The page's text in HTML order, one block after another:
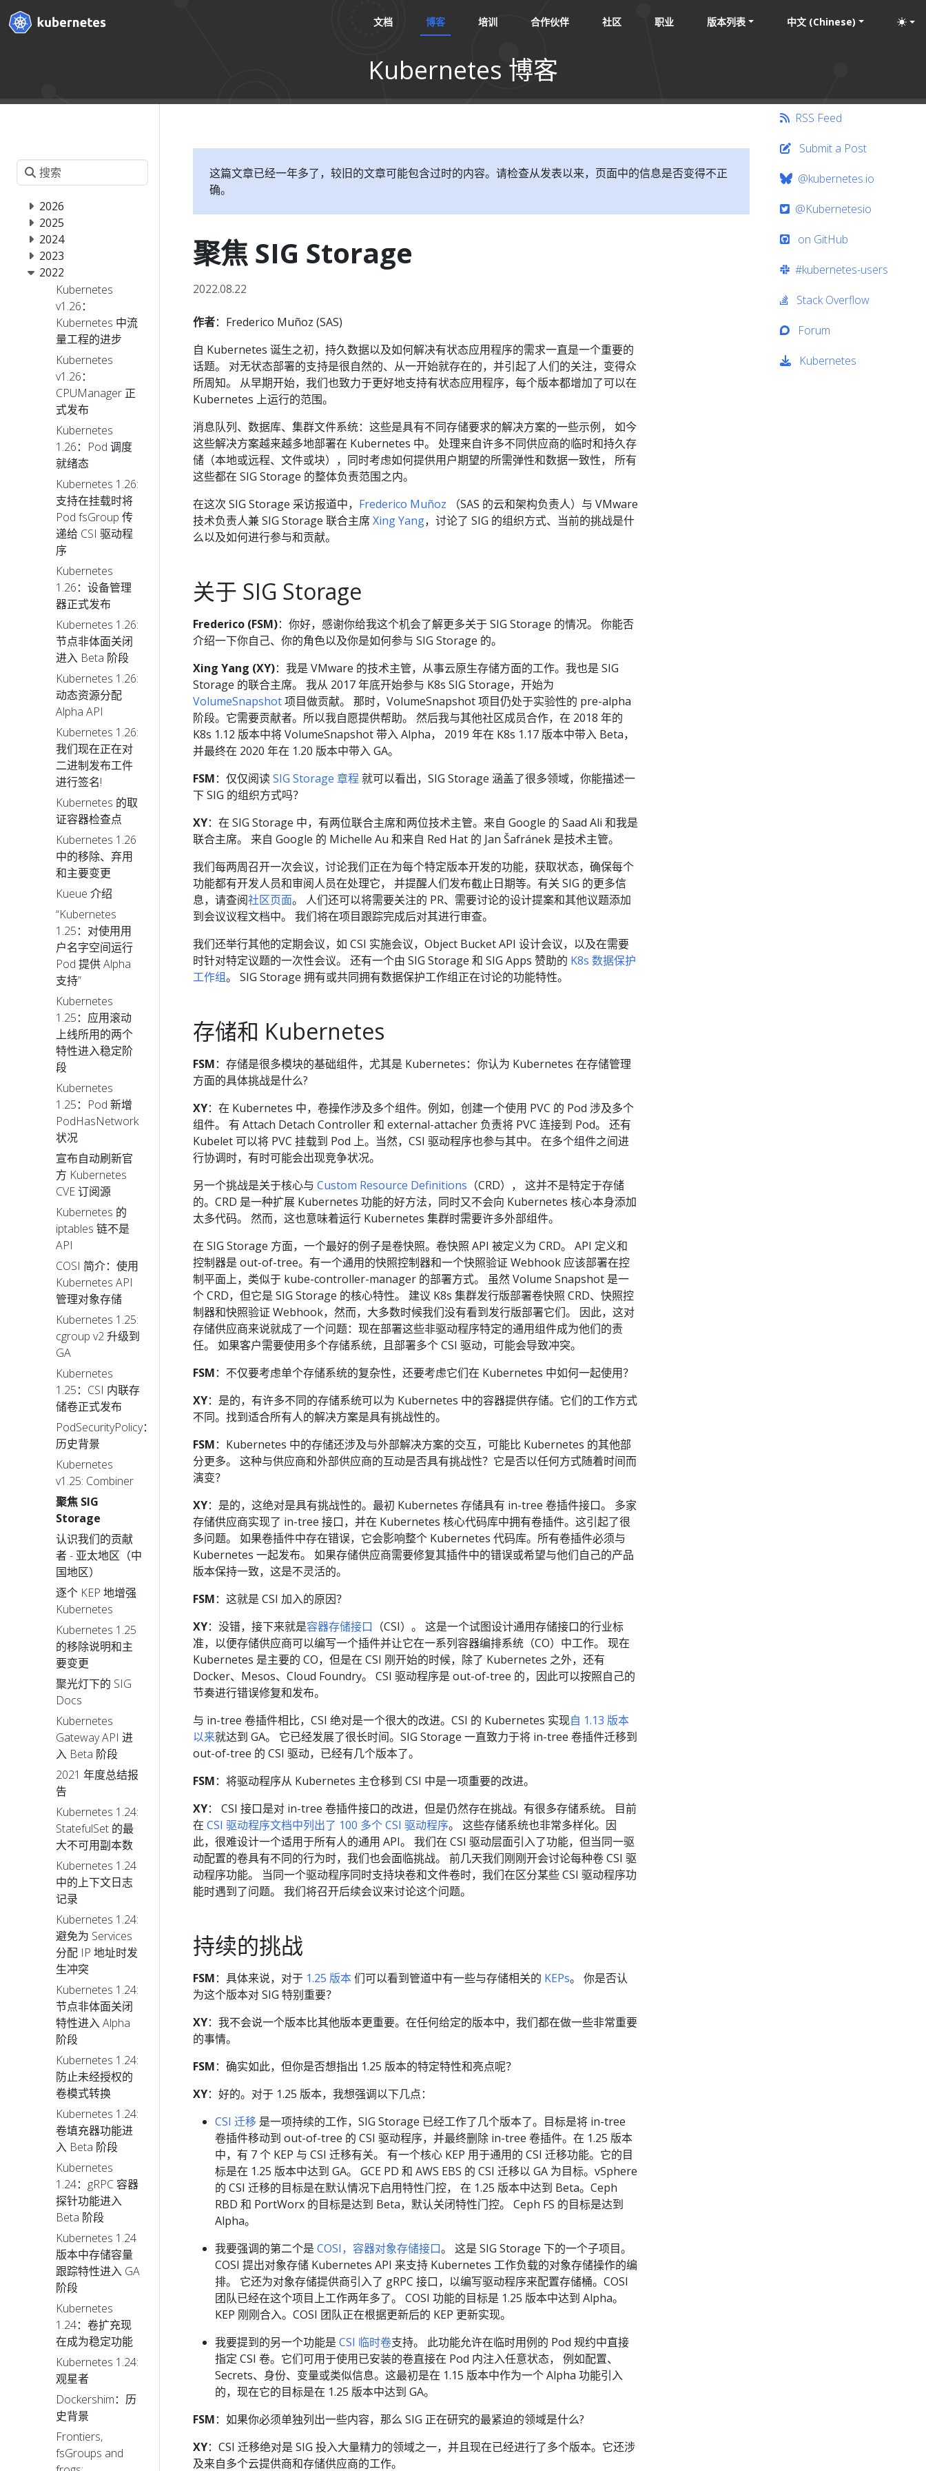
文档 博客 培训 合作伙伴 社区 职业 版本列表 中文 (Chinese)
Kubernetes 博客
2026
2025
2024
2023
2022
Kubernetes
v1.26：
Kubernetes 中流
量工程的进步
Kubernetes
v1.26：
CPUManager 正
式发布
Kubernetes
1.26：Pod 调度
就绪态
Kubernetes 1.26:
支持在挂载时将
Pod fsGroup 传
递给 CSI 驱动程
序
Kubernetes
1.26：设备管理
器正式发布
Kubernetes 1.26:
节点非体面关闭
进入 Beta 阶段
Kubernetes 1.26:
动态资源分配
Alpha API
Kubernetes 1.26:
我们现在正在对
二进制发布工件
进行签名!
Kubernetes 的取
证容器检查点
Kubernetes 1.26
中的移除、弃用
和主要变更
Kueue 介绍
“Kubernetes
1.25：对使用用
户名字空间运行
Pod 提供 Alpha
支持”
Kubernetes
1.25：应用滚动
上线所用的两个
特性进入稳定阶
段
Kubernetes
1.25：Pod 新增
PodHasNetwork
状况
宣布自动刷新官
方 Kubernetes
CVE 订阅源
Kubernetes 的
iptables 链不是
API
COSI 简介：使用
Kubernetes API
管理对象存储
Kubernetes 1.25:
cgroup v2 升级到
GA
Kubernetes
1.25：CSI 内联存
储卷正式发布
PodSecurityPolicy：
历史背景
Kubernetes
v1.25: Combiner
聚焦 SIG
Storage
认识我们的贡献
者 - 亚太地区（中
国地区）
逐个 KEP 地增强
Kubernetes
Kubernetes 1.25
的移除说明和主
要变更
聚光灯下的 SIG
Docs
Kubernetes
Gateway API 进
入 Beta 阶段
2021 年度总结报
告
Kubernetes 1.24:
StatefulSet 的最
大不可用副本数
Kubernetes 1.24
中的上下文日志
记录
Kubernetes 1.24:
避免为 Services
分配 IP 地址时发
生冲突
Kubernetes 1.24:
节点非体面关闭
特性进入 Alpha
阶段
Kubernetes 1.24:
防止未经授权的
卷模式转换
Kubernetes 1.24:
卷填充器功能进
入 Beta 阶段
Kubernetes
1.24：gRPC 容器
探针功能进入
Beta 阶段
Kubernetes 1.24
版本中存储容量
跟踪特性进入 GA
阶段
Kubernetes
1.24：卷扩充现
在成为稳定功能
Kubernetes 1.24:
观星者
Dockershim：历
史背景
Frontiers,
fsGroups and
这篇文章已经一年多了，较旧的文章可能包含过时的内容。请检查从发表以来，页面中的信息是否变得不正
确。
聚焦 SIG Storage
2022.08.22
作者：Frederico Muñoz (SAS)
自 Kubernetes 诞生之初，持久数据以及如何解决有状态应用程序的需求一直是一个重要的
话题。 对无状态部署的支持是很自然的、从一开始就存在的，并引起了人们的关注，变得众
所周知。 从早期开始，我们也致力于更好地支持有状态应用程序，每个版本都增加了可以在
Kubernetes 上运行的范围。
消息队列、数据库、集群文件系统：这些是具有不同存储要求的解决方案的一些示例， 如今
这些解决方案越来越多地部署在 Kubernetes 中。 处理来自许多不同供应商的临时和持久存
储（本地或远程、文件或块），同时考虑如何提供用户期望的所需弹性和数据一致性， 所有
这些都在 SIG Storage 的整体负责范围之内。
在这次 SIG Storage 采访报道中， Frederico Muñoz （SAS 的云和架构负责人）与 VMware
技术负责人兼 SIG Storage 联合主席Xing Yang，讨论了 SIG 的组织方式、当前的挑战是什
么以及如何进行参与和贡献。
关于 SIG Storage
Frederico (FSM)：你好，感谢你给我这个机会了解更多关于 SIG Storage 的情况。 你能否
介绍一下你自己、你的角色以及你是如何参与 SIG Storage 的。
Xing Yang (XY)：我是 VMware 的技术主管，从事云原生存储方面的工作。我也是 SIG
Storage 的联合主席。 我从 2017 年底开始参与 K8s SIG Storage，开始为
VolumeSnapshot项目做贡献。 那时，VolumeSnapshot 项目仍处于实验性的 pre-alpha
阶段。它需要贡献者。所以我自愿提供帮助。 然后我与其他社区成员合作，在 2018 年的
K8s 1.12 版本中将 VolumeSnapshot 带入 Alpha， 2019 年在 K8s 1.17 版本中带入 Beta，
并最终在 2020 年在 1.20 版本中带入 GA。
FSM：仅仅阅读SIG Storage 章程 就可以看出，SIG Storage 涵盖了很多领域，你能描述一
下 SIG 的组织方式吗？
XY：在 SIG Storage 中，有两位联合主席和两位技术主管。来自 Google 的 Saad Ali 和我是
联合主席。 来自 Google 的 Michelle Au 和来自 Red Hat 的 Jan Šafránek 是技术主管。
我们每两周召开一次会议，讨论我们正在为每个特定版本开发的功能，获取状态，确保每个
功能都有开发人员和审阅人员在处理它， 并提醒人们发布截止日期等。有关 SIG 的更多信
息，请查阅社区页面。 人们还可以将需要关注的 PR、需要讨论的设计提案和其他议题添加
到会议议程文档中。 我们将在项目跟踪完成后对其进行审查。
我们还举行其他的定期会议，如 CSI 实施会议，Object Bucket API 设计会议，以及在需要
时针对特定议题的一次性会议。 还有一个由 SIG Storage 和 SIG Apps 赞助的 K8s 数据保护
工作组。 SIG Storage 拥有或共同拥有数据保护工作组正在讨论的功能特性。
存储和 Kubernetes
FSM：存储是很多模块的基础组件，尤其是 Kubernetes：你认为 Kubernetes 在存储管理
方面的具体挑战是什么?
XY：在 Kubernetes 中，卷操作涉及多个组件。例如，创建一个使用 PVC 的 Pod 涉及多个
组件。 有 Attach Detach Controller 和 external-attacher 负责将 PVC 连接到 Pod。 还有
Kubelet 可以将 PVC 挂载到 Pod 上。当然，CSI 驱动程序也参与其中。 在多个组件之间进
行协调时，有时可能会出现竞争状况。
另一个挑战是关于核心与 Custom Resource Definitions （CRD）， 这并不是特定于存储
的。CRD 是一种扩展 Kubernetes 功能的好方法，同时又不会向 Kubernetes 核心本身添加
太多代码。 然而，这也意味着运行 Kubernetes 集群时需要许多外部组件。
在 SIG Storage 方面，一个最好的例子是卷快照。卷快照 API 被定义为 CRD。 API 定义和
控制器是 out-of-tree。有一个通用的快照控制器和一个快照验证 Webhook 应该部署在控
制平面上，类似于 kube-controller-manager 的部署方式。 虽然 Volume Snapshot 是一
个 CRD，但它是 SIG Storage 的核心特性。 建议 K8s 集群发行版部署卷快照 CRD、快照控
制器和快照验证 Webhook，然而，大多数时候我们没有看到发行版部署它们。 因此，这对
存储供应商来说就成了一个问题：现在部署这些非驱动程序特定的通用组件成为他们的责
任。 如果客户需要使用多个存储系统，且部署多个 CSI 驱动，可能会导致冲突。
FSM：不仅要考虑单个存储系统的复杂性，还要考虑它们在 Kubernetes 中如何一起使用？
XY：是的，有许多不同的存储系统可以为 Kubernetes 中的容器提供存储。它们的工作方式
不同。找到适合所有人的解决方案是具有挑战性的。
FSM：Kubernetes 中的存储还涉及与外部解决方案的交互，可能比 Kubernetes 的其他部
分更多。 这种与供应商和外部供应商的互动是否具有挑战性？它是否以任何方式随着时间而
演变？
XY：是的，这绝对是具有挑战性的。最初 Kubernetes 存储具有 in-tree 卷插件接口。 多家
存储供应商实现了 in-tree 接口，并在 Kubernetes 核心代码库中拥有卷插件。这引起了很
多问题。 如果卷插件中存在错误，它会影响整个 Kubernetes 代码库。所有卷插件必须与
Kubernetes 一起发布。 如果存储供应商需要修复其插件中的错误或希望与他们自己的产品
版本保持一致，这是不灵活的。
FSM：这就是 CSI 加入的原因？
XY：没错，接下来就是容器存储接口 （CSI）。 这是一个试图设计通用存储接口的行业标
准，以便存储供应商可以编写一个插件并让它在一系列容器编排系统（CO）中工作。 现在
Kubernetes 是主要的 CO，但是在 CSI 刚开始的时候，除了 Kubernetes 之外，还有
Docker、Mesos、Cloud Foundry。 CSI 驱动程序是 out-of-tree 的，因此可以按照自己的
节奏进行错误修复和发布。
与 in-tree 卷插件相比，CSI 绝对是一个很大的改进。CSI 的 Kubernetes 实现自 1.13 版本
以来就达到 GA。 它已经发展了很长时间。SIG Storage 一直致力于将 in-tree 卷插件迁移到
out-of-tree 的 CSI 驱动，已经有几个版本了。
FSM：将驱动程序从 Kubernetes 主仓移到 CSI 中是一项重要的改进。
XY： CSI 接口是对 in-tree 卷插件接口的改进，但是仍然存在挑战。有很多存储系统。 目前
在 CSI 驱动程序文档中列出了 100 多个 CSI 驱动程序。 这些存储系统也非常多样化。因
此，很难设计一个适用于所有人的通用 API。 我们在 CSI 驱动层面引入了功能，但当同一驱
动配置的卷具有不同的行为时，我们也会面临挑战。 前几天我们刚刚开会讨论每种卷 CSI 驱
动程序功能。 当同一个驱动程序同时支持块卷和文件卷时，我们在区分某些 CSI 驱动程序功
能时遇到了问题。 我们将召开后续会议来讨论这个问题。
持续的挑战
FSM：具体来说，对于 1.25 版本们可以看到管道中有一些与存储相关的 KEPs。 你是否认
为这个版本对 SIG 特别重要？
XY：我不会说一个版本比其他版本更重要。在任何给定的版本中，我们都在做一些非常重要
的事情。
FSM：确实如此，但你是否想指出 1.25 版本的特定特性和亮点呢？
XY：好的。对于 1.25 版本，我想强调以下几点：
CSI 迁移 是一项持续的工作，SIG Storage 已经工作了几个版本了。目标是将 in-tree
卷插件移动到 out-of-tree 的 CSI 驱动程序，并最终删除 in-tree 卷插件。在 1.25 版本
中，有 7 个 KEP 与 CSI 迁移有关。 有一个核心 KEP 用于通用的 CSI 迁移功能。它的目
标是在 1.25 版本中达到 GA。 GCE PD 和 AWS EBS 的 CSI 迁移以 GA 为目标。vSphere
的 CSI 迁移的目标是在默认情况下启用特性门控， 在 1.25 版本中达到 Beta。Ceph
RBD 和 PortWorx 的目标是达到 Beta，默认关闭特性门控。 Ceph FS 的目标是达到
Alpha。
我要强调的第二个是 COSI，容器对象存储接口。 这是 SIG Storage 下的一个子项目。
COSI 提出对象存储 Kubernetes API 来支持 Kubernetes 工作负载的对象存储操作的编
排。 它还为对象存储提供商引入了 gRPC 接口，以编写驱动程序来配置存储桶。COSI
团队已经在这个项目上工作两年多了。 COSI 功能的目标是 1.25 版本中达到 Alpha。
KEP 刚刚合入。COSI 团队正在根据更新后的 KEP 更新实现。
我要提到的另一个功能是 CSI 临时卷支持。 此功能允许在临时用例的 Pod 规约中直接
指定 CSI 卷。它们可用于使用已安装的卷直接在 Pod 内注入任意状态， 例如配置、
Secrets、身份、变量或类似信息。这最初是在 1.15 版本中作为一个 Alpha 功能引入
的，现在它的目标是在 1.25 版本中达到 GA。
FSM：如果你必须单独列出一些内容，那么 SIG 正在研究的最紧迫的领域是什么?
XY：CSI 迁移绝对是 SIG 投入大量精力的领域之一，并且现在已经进行了多个版本。它还涉
及来自多个云提供商和存储供应商的工作。
RSS Feed
Submit a Post
@kubernetes.io
@Kubernetesio
on GitHub
#kubernetes-users
Stack Overflow
Forum
Kubernetes